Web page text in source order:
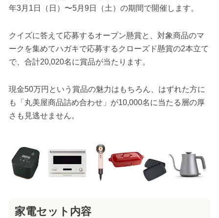
年3月1日（日）〜5月9日（土）の期間で開催します。
クイズに答えて応募するオープン懸賞と、対象商品のマ
ークを集めてハガキで応募するクローズド懸賞の2本立て
で、合計20,020名に賞品が当たります。
現金50万円という賞品の魅力はもちろん、はずれた方に
も「丸美屋商品詰め合わせ」が10,000名に当たる層の厚
さも見逃せません。
家電セット内容